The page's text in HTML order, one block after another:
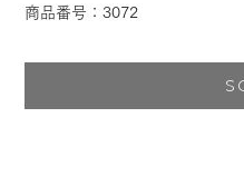
商品番号：3072